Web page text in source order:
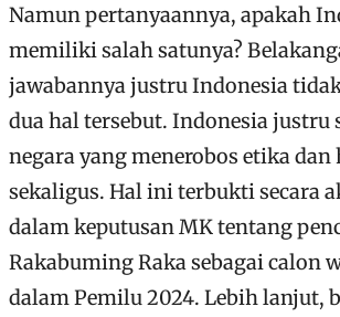
Namun pertanyaannya, apakah
memiliki salah satunya?
jawabannya justru Indonesia
dua hal tersebut. Indonesia justru
negara yang menerobos etika
sekaligus. Hal ini terbukti secara
dalam keputusan MK tentang
Rakabuming Raka sebagai calon
dalam Pemilu 2024. Lebih lanjut,